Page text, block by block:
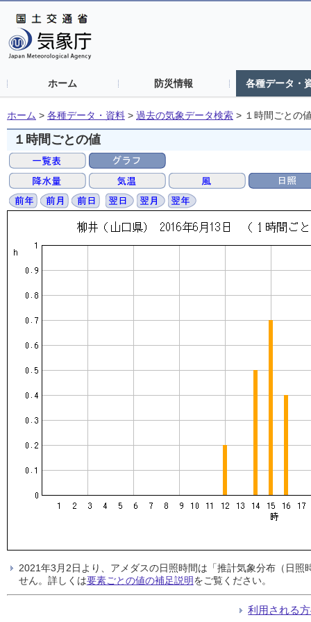
ホーム 防災情報 各種データ・
ホーム > 各種データ・資料 > 過去の気象データ検索 > １時間ごとの
１時間ごとの値
2021年3月2日より、アメダスの日照時間は「推計気象分布（日
せん。詳しくは要素ごとの値の補足説明をご覧ください。
利用される